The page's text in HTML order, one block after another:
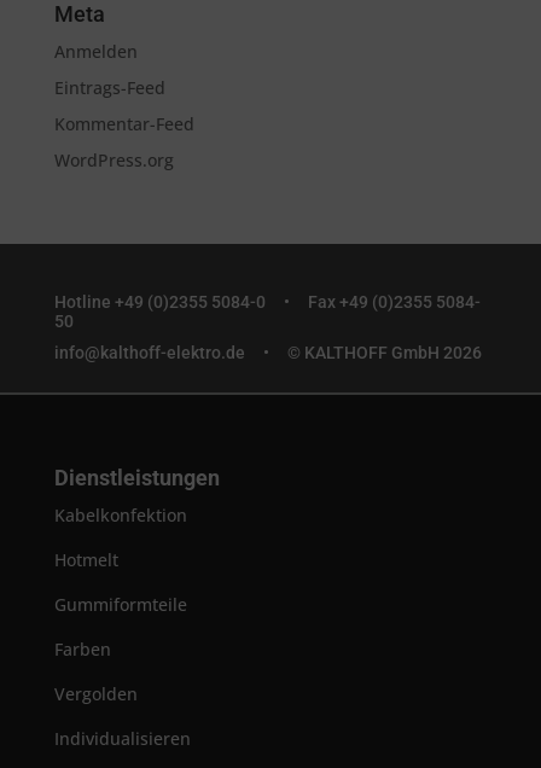
Meta
Anmelden
Eintrags-Feed
Kommentar-Feed
WordPress.org
Hotline +49 (0)2355 5084-0 • Fax +49 (0)2355 5084-
50
info@kalthoff-elektro.de • © KALTHOFF GmbH 2026
Dienstleistungen
Kabelkonfektion
Hotmelt
Gummiformteile
Farben
Vergolden
Individualisieren